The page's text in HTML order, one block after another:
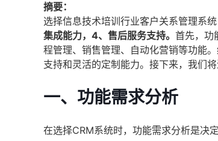
摘要：
选择信息技术培训行业客户关系管理系
集成能力，4、售后服务支持。 首先，功
程管理、销售管理、自动化营销等功能
支持和灵活的定制能力。接下来，我们
一、功能需求分析
在选择CRM系统时，功能需求分析是决